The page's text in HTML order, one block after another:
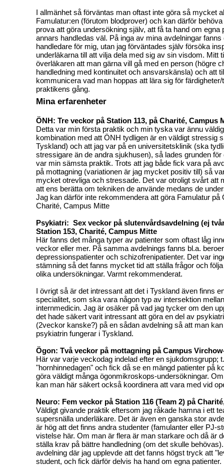
I allmänhet så förväntas man oftast inte göra så mycket
Famulatur:en (förutom blodprover) och kan därför
prova att göra undersökning själv, att få ta hand om egna
annars handledas väl. På inga av mina avdelningar fanns
handledare för mig, utan jag förväntades själv försöka
underläkarna till att vilja dela med sig av sin visdom. Mitt
överläkaren att man gärna vill gå med en person (högre
handledning med kontinuitet och ansvarskänsla) och att
kommunicera vad man hoppas att lära sig för färdigheter/
praktikens gång.
Mina erfarenheter
ÖNH: Tre veckor på Station 113, på Charité, Campus
Detta var min första praktik och min tyska var ännu
kombination med att ÖNH tydligen är en väldigt stressig
Tyskland) och att jag var på en universitetsklinik (ska
stressigare än de andra sjukhusen), så lades grunden
var min sämsta praktik. Trots att jag både fick vara på
på mottagning (variationen är jag mycket positiv till) så
mycket otrevliga och stressade. Det var otroligt svårt att
att ens berätta om tekniken de använde medans de
Jag kan därför inte rekommendera att göra Famulatur på
Charité, Campus Mitte
Psykiatri: Sex veckor på slutenvårdsavdelning (ej
Station 153, Charité, Campus Mitte
Här fanns det många typer av patienter som oftast låg
veckor eller mer. På samma avdelnings fanns bl.a.
depressionspatienter och schizofrenipatienter. Det var
stämning så det fanns mycket tid att ställa frågor och
olika undersökningar. Varmt rekommenderat.
I övrigt så är det intressant att det i Tyskland även finns
specialitet, som ska vara någon typ av intersektion
internmedicin. Jag är osäker på vad jag tycker om den
det hade säkert varit intressant att göra en del av
(2veckor kanske?) på en sådan avdelning så att man
psykiatrin fungerar i Tyskland.
Ögon: Två veckor på mottagning på Campus
Här var varje veckodag indelad efter en sjukdomsgrupp;
"hornhinnedagen" och fick då se en mängd patienter på
göra väldigt många ögonmikroskops-undersökningar.
kan man här säkert också koordinera att vara med vid
Neuro: Fem veckor på Station 116 (Team 2) på
Väldigt givande praktik eftersom jag råkade hamna i ett
supersnälla underläkare. Det är även en ganska stor
är hög att det finns andra studenter (famulanter eller PJ-
vistelse här. Om man är flera är man starkare och då är
ställa krav på bättre handledning (om det skulle
avdelning där jag upplevde att det fanns högst tryck att
student, och fick därför delvis ha hand om egna patienter.